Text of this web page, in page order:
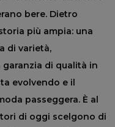
bere. Dietro
più ampia: una
di varietà,
di qualità in
evolvendo e il
passeggera. È al
di oggi scelgono di